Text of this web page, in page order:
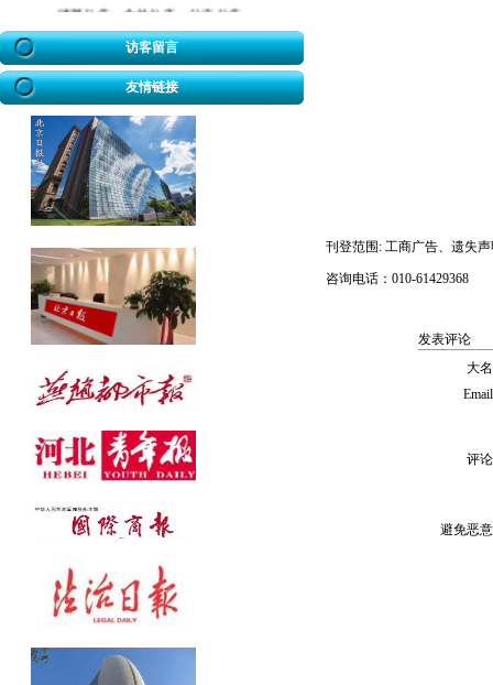
清算公告、合并公告、分立公告
催款公告、拆迁公告、海事公告
迁坟公告、法院公告、送达公告
开业公告、破产公告、协查公告
冒用声明、致歉公告、招标公告
企业迁址公告、房屋权属转移公告
股权转让公告、解除合同公告等
公告发布热线：010-61429368
访客留言
友情链接
刊登范围: 工商广告、遗失
咨询电话：010-61429368
发表评论
大
评
避免恶